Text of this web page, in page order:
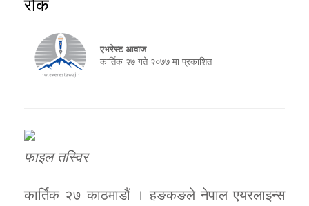
एभरेस्ट आवाज
कार्तिक २७ गते २०७७ मा प्रकाशित
फाइल तस्विर
कार्तिक २७ काठमाडौं । हङकङले नेपाल एयरलाइन्स